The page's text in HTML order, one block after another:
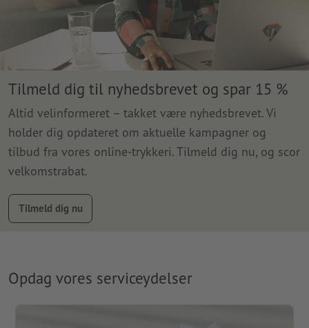
Tilmeld dig til nyhedsbrevet og spar 15 %
Altid velinformeret – takket være nyhedsbrevet. Vi
holder dig opdateret om aktuelle kampagner og
tilbud fra vores online-trykkeri. Tilmeld dig nu, og scor
velkomstrabat.
Tilmeld dig nu
Opdag vores serviceydelser